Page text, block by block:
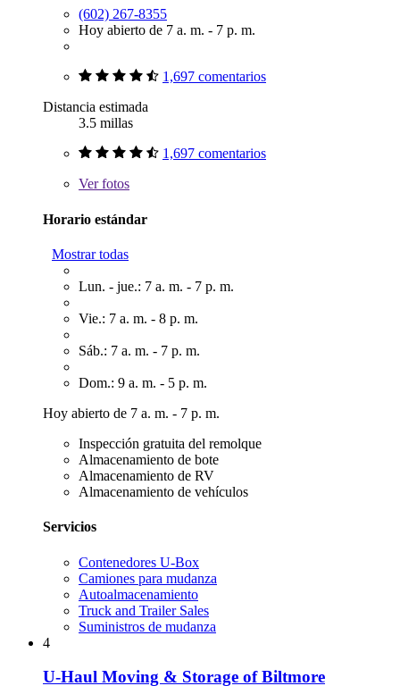
(602) 267-8355
Hoy abierto de 7 a. m. - 7 p. m.
1,697 comentarios
Distancia estimada
3.5 millas
1,697 comentarios
Verfotos
Horario estándar
Mostrar todas
Lun. - jue.: 7 a. m. - 7 p. m.
Vie.: 7 a. m. - 8 p. m.
Sáb.: 7 a. m. - 7 p. m.
Dom.: 9 a. m. - 5 p. m.
Hoy abierto de 7 a. m. - 7 p. m.
Inspección gratuita del remolque
Almacenamiento de bote
Almacenamiento de RV
Almacenamiento de vehículos
Servicios
Contenedores U-Box
Camiones para mudanza
Autoalmacenamiento
Truck and Trailer Sales
Suministros de mudanza
4
U-Haul Moving & Storage of Biltmore